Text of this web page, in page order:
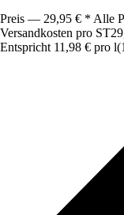
Preis — 29,95 € * Alle
Versandkosten pro ST
Entspricht 11,98 € pro l(